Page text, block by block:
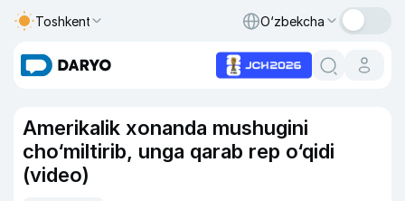
Toshkent O‘zbekcha
Amerikalik xonanda mushugini
cho‘miltirib, unga qarab rep o‘qidi
(video)